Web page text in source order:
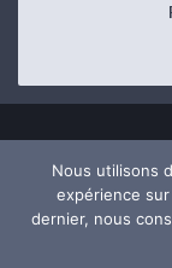
Nous utilisons
expérience
dernier, nous